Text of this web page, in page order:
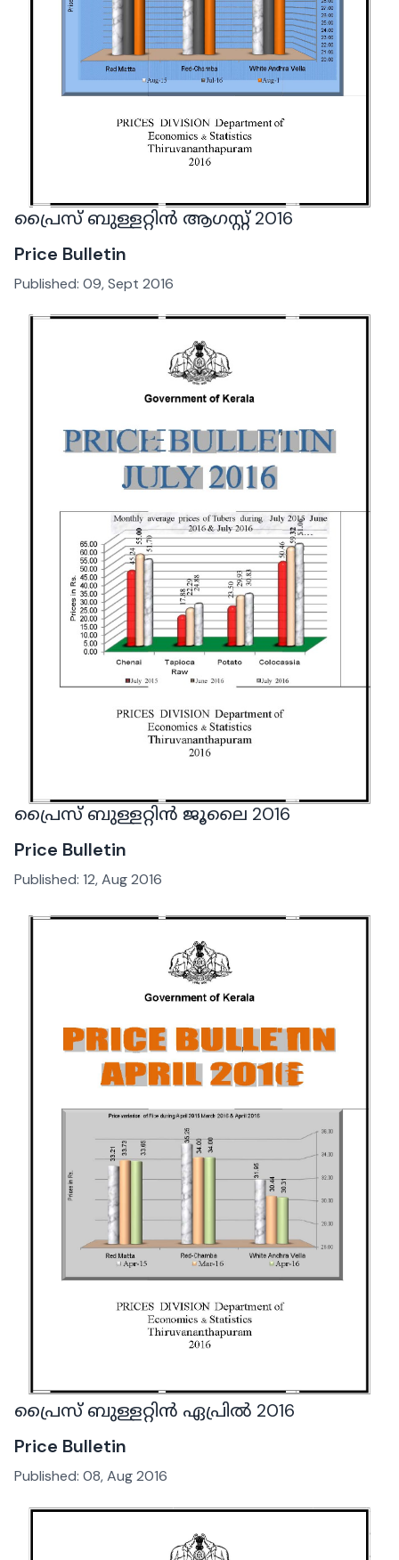
പ്രൈസ് ബുള്ളറ്റിൻ ആഗസ്റ്റ് 2016
Price Bulletin
Published: 09, Sept 2016
പ്രൈസ് ബുള്ളറ്റിൻ ജൂലൈ 2016
Price Bulletin
Published: 12, Aug 2016
പ്രൈസ് ബുള്ളറ്റിൻ ഏപ്രിൽ 2016
Price Bulletin
Published: 08, Aug 2016